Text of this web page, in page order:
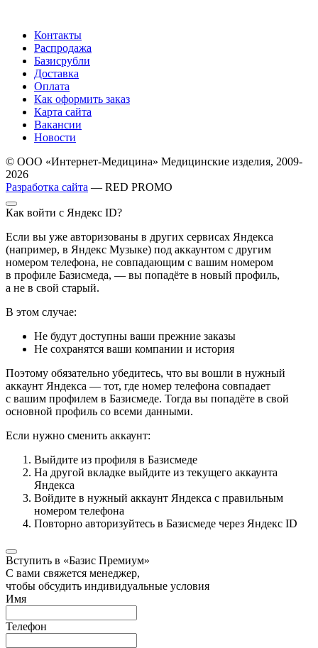
Контакты
Распродажа
Базисрубли
Доставка
Оплата
Как оформить заказ
Карта сайта
Вакансии
Новости
© ООО «Интернет-Медицина» Медицинские изделия, 2009-
2026
Разработка сайта — RED PROMO
Как войти с Яндекс ID?
Если вы уже авторизованы в других сервисах Яндекса
(например, в Яндекс Музыке) под аккаунтом с другим
номером телефона, не совпадающим с вашим номером
в профиле Базисмеда, — вы попадёте в новый профиль,
а не в свой старый.
В этом случае:
Не будут доступны ваши прежние заказы
Не сохранятся ваши компании и история
Поэтому обязательно убедитесь, что вы вошли в нужный
аккаунт Яндекса — тот, где номер телефона совпадает
с вашим профилем в Базисмеде. Тогда вы попадёте в свой
основной профиль со всеми данными.
Если нужно сменить аккаунт:
Выйдите из профиля в Базисмеде
На другой вкладке выйдите из текущего аккаунта
Яндекса
Войдите в нужный аккаунт Яндекса с правильным
номером телефона
Повторно авторизуйтесь в Базисмеде через Яндекс ID
Вступить в «Базис Премиум»
С вами свяжется менеджер,
чтобы обсудить индивидуальные условия
Имя
Телефон